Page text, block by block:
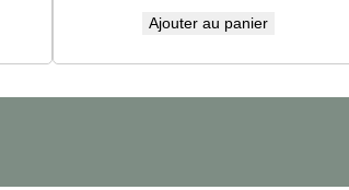
Ajouter au panier